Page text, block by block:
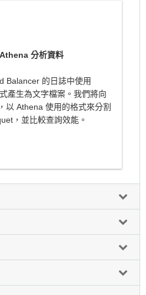
分析資料
Balancer 的日誌中使用
產生為文字檔案。我們將向
以 Athena 使用的格式來分割
，並比較查詢效能。